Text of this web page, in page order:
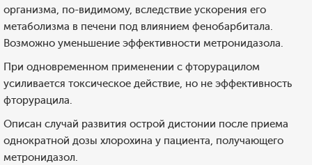
организма, по-видимому, вследствие ускорения его
метаболизма в печени под влиянием фенобарбитала.
Возможно уменьшение эффективности метронидазола.
При одновременном применении с фторурацилом
усиливается токсическое действие, но не эффективность
фторурацила.
Описан случай развития острой дистонии после приема
однократной дозы хлорохина у пациента, получающего
метронидазол.